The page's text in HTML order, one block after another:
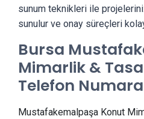
sunum teknikleri ile
sunulur ve onay süreçleri
Bursa
Mimarlik &
Telefon
Mustafakemalpaşa Konut